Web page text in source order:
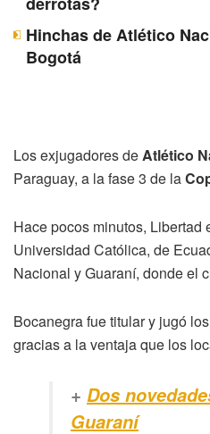
Hinchas de Atlético
Bogotá
Los exjugadores de Atlético
Paraguay, a la fase 3 de la
Hace pocos minutos, Libertad
Universidad Católica, de
Nacional y Guaraní, donde el
Bocanegra fue titular y jugó
gracias a la ventaja que los
+ Dos
Guaraní